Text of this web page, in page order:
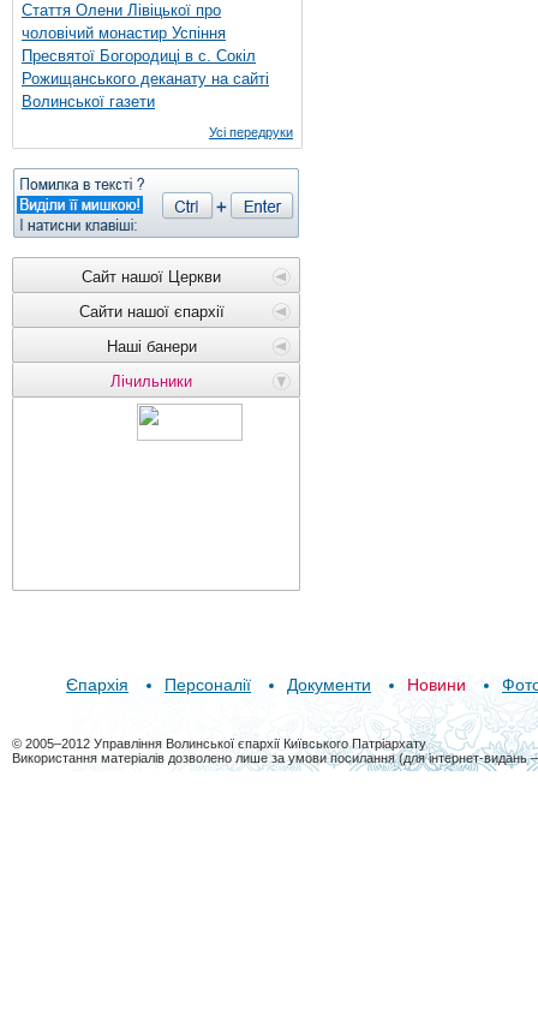
Стаття Олени Лівіцької про
чоловічий монастир Успіння
Пресвятої Богородиці в с. Сокіл
Рожищанського деканату на сайті
Волинської газети
Усі передруки
Сайт нашої Церкви
Сайти нашої єпархії
Наші банери
Лічильники
Єпархія Персоналії Документи Новини
© 2005–2012 Управління Волинської єпархії Київського Патріархату
Використання матеріалів дозволено лише за умови посилання (для інтернет-видань